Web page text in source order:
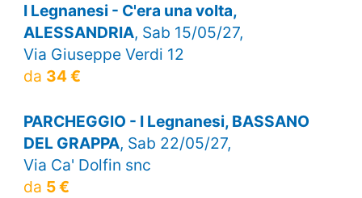
I Legnanesi - C'era una volta,
ALESSANDRIA, Sab 15/05/27,
Via Giuseppe Verdi 12
da 34 €
PARCHEGGIO - I Legnanesi, BASSANO
DEL GRAPPA, Sab 22/05/27,
Via Ca' Dolfin snc
da 5 €